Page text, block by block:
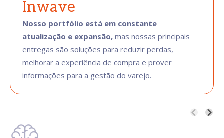
Inwave
Nosso portfólio está em constante
atualização e expansão, mas nossas principais
entregas são soluções para reduzir perdas,
melhorar a experiência de compra e prover
informações para a gestão do varejo.